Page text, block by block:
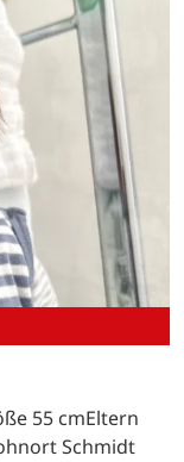
55 cmEltern
Schmidt